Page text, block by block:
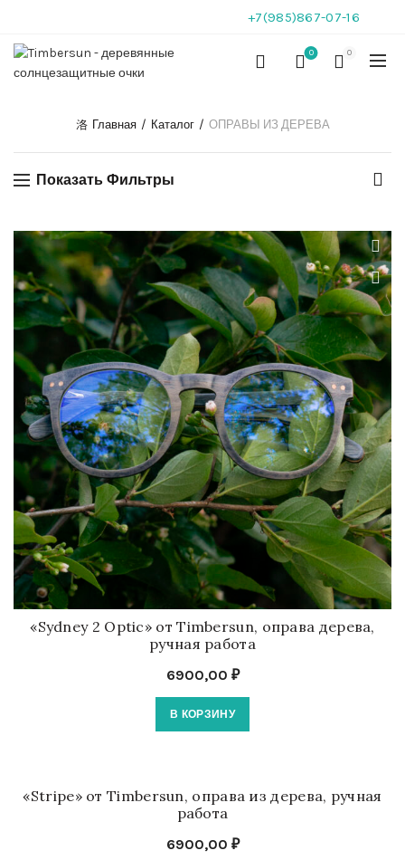
+7(985)867-07-16
0 0
Главная Каталог ОПРАВЫ ИЗ ДЕРЕВА
Показать Фильтры
«Sydney 2 Optic» от Timbersun, оправа дерева,
ручная работа
6900,00 ₽
В КОРЗИНУ
«Stripe» от Timbersun, оправа из дерева, ручная
работа
6900,00 ₽